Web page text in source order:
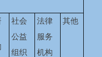
社会
公益
组织
法律
服务
机构
其他